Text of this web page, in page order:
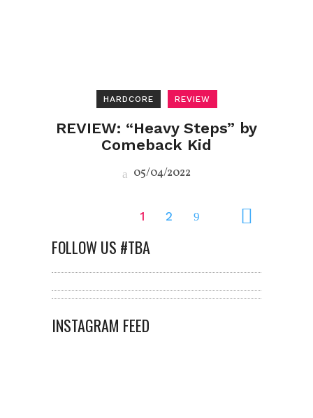
HARDCORE REVIEW
REVIEW: “Heavy Steps” by
Comeback Kid
05/04/2022
1 2
FOLLOW US #TBA
INSTAGRAM FEED